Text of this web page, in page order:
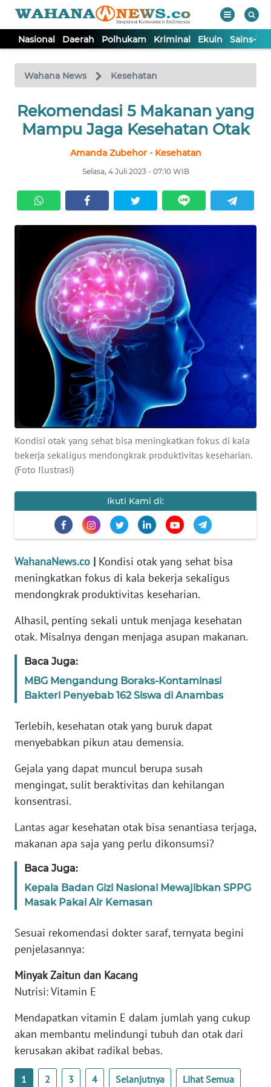
Nasional Daerah Polhukam Kriminal Ekuin Sains-
Wahana News Kesehatan
Rekomendasi 5 Makanan yang
Mampu Jaga Kesehatan Otak
Amanda Zubehor - Kesehatan
Selasa, 4 Juli 2023 - 07:10 WIB
Kondisi otak yang sehat bisa meningkatkan fokus di kala
bekerja sekaligus mendongkrak produktivitas keseharian.
(Foto Ilustrasi)
Ikuti Kami di:
WahanaNews.co | Kondisi otak yang sehat bisa
meningkatkan fokus di kala bekerja sekaligus
mendongkrak produktivitas keseharian.
Alhasil, penting sekali untuk menjaga kesehatan
otak. Misalnya dengan menjaga asupan makanan.
Baca Juga:
MBG Mengandung Boraks-Kontaminasi
Bakteri Penyebab 162 Siswa di Anambas
Terlebih, kesehatan otak yang buruk dapat
menyebabkan pikun atau demensia.
Gejala yang dapat muncul berupa susah
mengingat, sulit beraktivitas dan kehilangan
konsentrasi.
Lantas agar kesehatan otak bisa senantiasa terjaga,
makanan apa saja yang perlu dikonsumsi?
Baca Juga:
Kepala Badan Gizi Nasional Mewajibkan SPPG
Masak Pakai Air Kemasan
Sesuai rekomendasi dokter saraf, ternyata begini
penjelasannya:
Minyak Zaitun dan Kacang
Nutrisi: Vitamin E
Mendapatkan vitamin E dalam jumlah yang cukup
akan membantu melindungi tubuh dan otak dari
kerusakan akibat radikal bebas.
1 2 3 4 Selanjutnya Lihat Semua
TV
Tutup
NASIONAL
KRIMINAL
SAINS-TEKNO
KESEHATAN
INTERNASIONAL
SERBA-SERBI
PENDIDIKAN
OLAHRAGA
EDITORIAL
INDEKS
KONTAK
KAMI
INFO
IKLAN
KAMI
MEDIA
KARIR
Wahana
Regional
SUMUT
JAKARTA
WN